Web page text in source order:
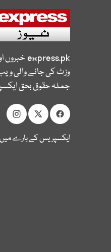
express.pkخبروں
وزٹ کی جانے والی
جملہ حقوق بحق
ایکسپریس کے بارے میں